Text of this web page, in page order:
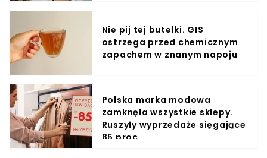
Nie pij tej butelki. GIS
ostrzega przed chemicznym
zapachem w znanym napoju
Polska marka modowa
zamknęła wszystkie sklepy.
Ruszyły wyprzedaże sięgające
85 proc.